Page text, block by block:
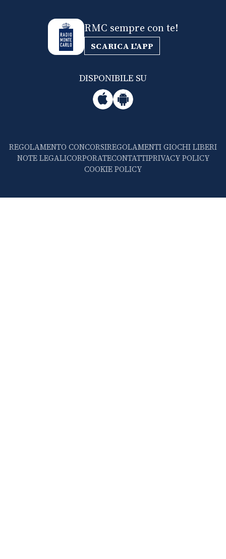
RMC sempre con te!
SCARICA L'APP
DISPONIBILE SU
REGOLAMENTO CONCORSIREGOLAMENTI GIOCHI LIBERI
NOTE LEGALICORPORATECONTATTIPRIVACY POLICY
COOKIE POLICY